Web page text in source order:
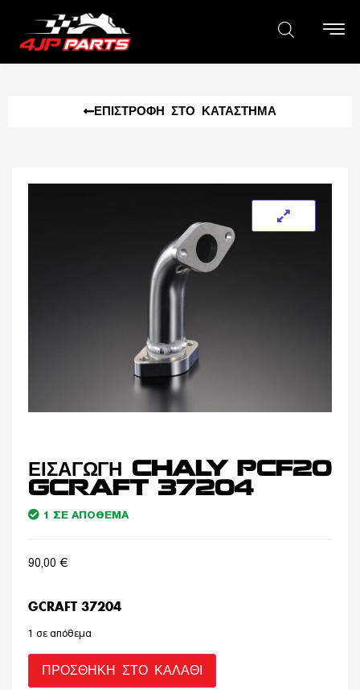
ΕΠΙΣΤΡΟΦΉ ΣΤΟ ΚΑΤΆΣΤΗΜΑ
ΕΙΣΑΓΩΓΗ CHALY PCF20
GCRAFT 37204
1 ΣΕ ΑΠΌΘΕΜΑ
90,00 €
GCRAFT 37204
1 σε απόθεμα
ΠΡΟΣΘΉΚΗ ΣΤΟ ΚΑΛΆΘΙ